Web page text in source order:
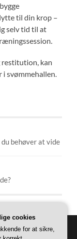
til din krop –
selv tid til at
restitution, kan
svømmehallen.
behøver at vide
cookies
for at sikre,